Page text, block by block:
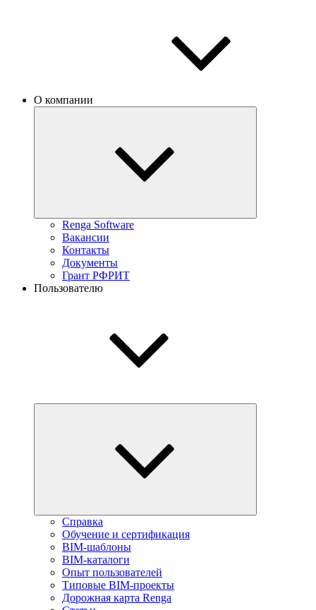
О компании
Renga Software
Вакансии
Контакты
Документы
Грант РФРИТ
Пользователю
Справка
Обучение и сертификация
BIM-шаблоны
BIM-каталоги
Опыт пользователей
Типовые BIM-проекты
Дорожная карта Renga